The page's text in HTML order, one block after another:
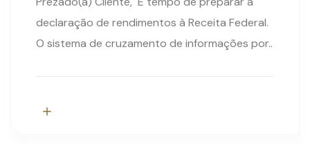
declaração de rendimentos à Receita Federal.
O sistema de cruzamento de informações por..